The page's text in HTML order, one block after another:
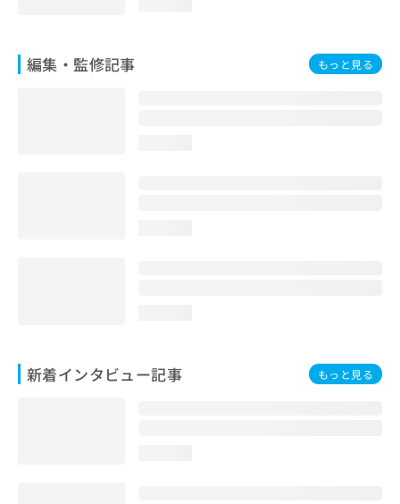
編集・監修記事 もっと見る
新着インタビュー記事 もっと見る